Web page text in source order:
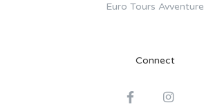
Euro Tours Avventure
Connect